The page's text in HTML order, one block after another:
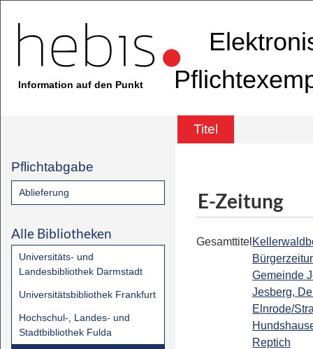
Information auf den Punkt
Titel
Pflichtabgabe
Ablieferung
Alle Bibliotheken
Universitäts- und
Landesbibliothek Darmstadt
Universitätsbibliothek Frankfurt
Hochschul-, Landes- und
Stadtbibliothek Fulda
E-Zeitung
Gesamttitel
Gemeinde
Jesberg,
Elnrode/
Reptich